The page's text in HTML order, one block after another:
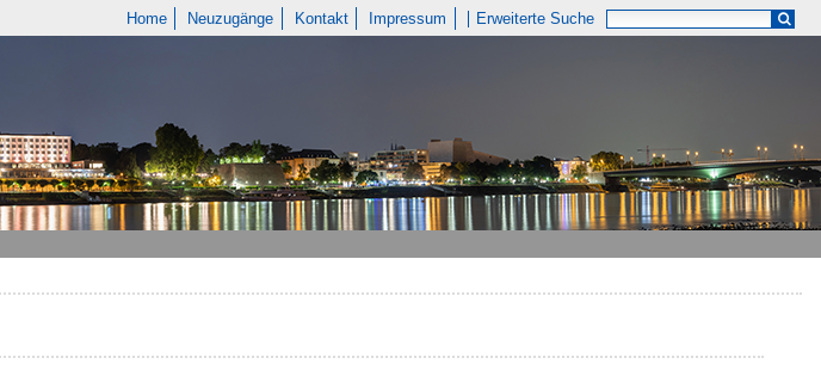
Home Neuzugänge Kontakt Impressum Erweiterte Suche